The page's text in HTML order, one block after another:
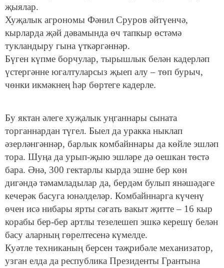
җыялар.
Хуҗалык агрономы Фәнил Сруров әйтүенчә,
кырларда җәй дәвамында өч тапкыр өстәмә
тукландыру гына үткәргәннәр.
Бүген күпме борчулар, тырышлык белән кадерләп
үстергәнне югалтуларсыз җыеп алу – төп бурыч,
чөнки икмәкнең һәр бөртеге кадерле.
Бу яктан әлеге хуҗалык уңганнары сыната
торганнардан түгел. Быел да уракка ныклап
әзерләнгәннәр, барлык комбайннары да көйле эшләп
тора. Шуңа да урып-җыю эшләре дә оешкан төстә
бара. Әнә, 300 гектарлы кырда эшне бер көн
дигәндә тәмамладылар да, бердәм булып янәшәдәге
кечерәк басуга юнәлделәр. Комбайннарга күченү
өчен исә нибары ярты сәгать вакыт җитте – 16 кыр
корабы бер-бер артлы тезелешеп эшкә керешү белән
басу аларның гөрелтесенә күмелде.
Куәтле техниканың берсен тәҗрибәле механизатор,
узган елда да республика Президенты Грантына